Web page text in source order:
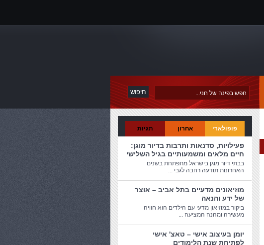
פופולארי אחרון תגיות
פעילויות, סדנאות ותרבות בדיור מוגן:
חיים מלאים ומשמעותיים בגיל השלישי
בבתי דיור מוגן בישראל מתפתחת בשנים
האחרונות תודעה רחבה לגבי ...
מוזיאונים מדעיים בתל אביב – אוצר
של ידע והנאה
ביקור במוזיאון מדעי עם הילדים הוא חוויה
מעשירה ומהנה המציעה ...
יומן בעיצוב אישי – טאצ' אישי
לפתיחת שנת הלימודים